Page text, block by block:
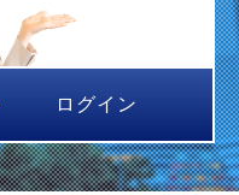
ログイン